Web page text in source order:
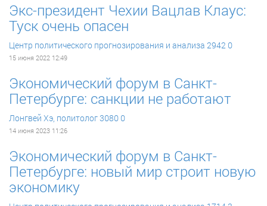
Экс-президент Чехии Вацлав Клаус:
Туск очень опасен
Центр политического прогнозирования и анализа 2942 0
15 июня 2022 12:49
Экономический форум в Санкт-
Петербурге: санкции не работают
Лонгвей Хэ, политолог3080 0
14 июня 2023 11:26
Экономический форум в Санкт-
Петербурге: новый мир строит новую
экономику